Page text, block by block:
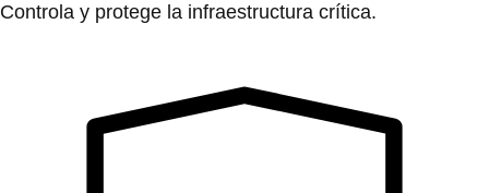
Controla y protege la infraestructura crítica.